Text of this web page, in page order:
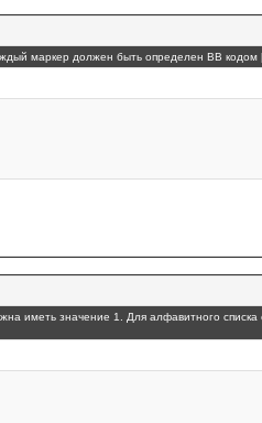
маркер должен быть определен BB кодом
иметь значение 1. Для алфавитного